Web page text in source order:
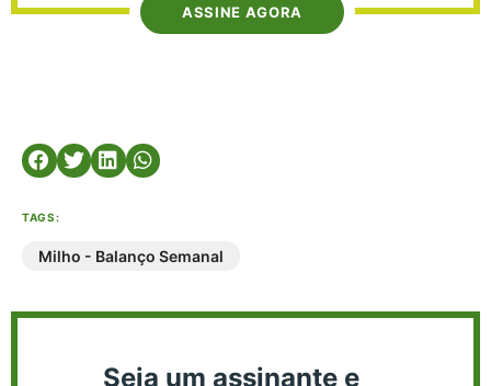
ASSINE AGORA
TAGS:
Milho - Balanço Semanal
Seja um assinante e